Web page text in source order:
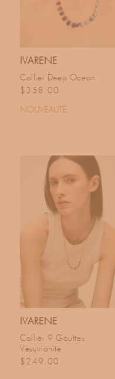
IVARENE
Collier Deep Ocean
Prix habituel
$358.00
NOUVEAUTÉ
IVARENE
Collier 9 Gouttes
Vesuvianite
Prix habituel
$249.00